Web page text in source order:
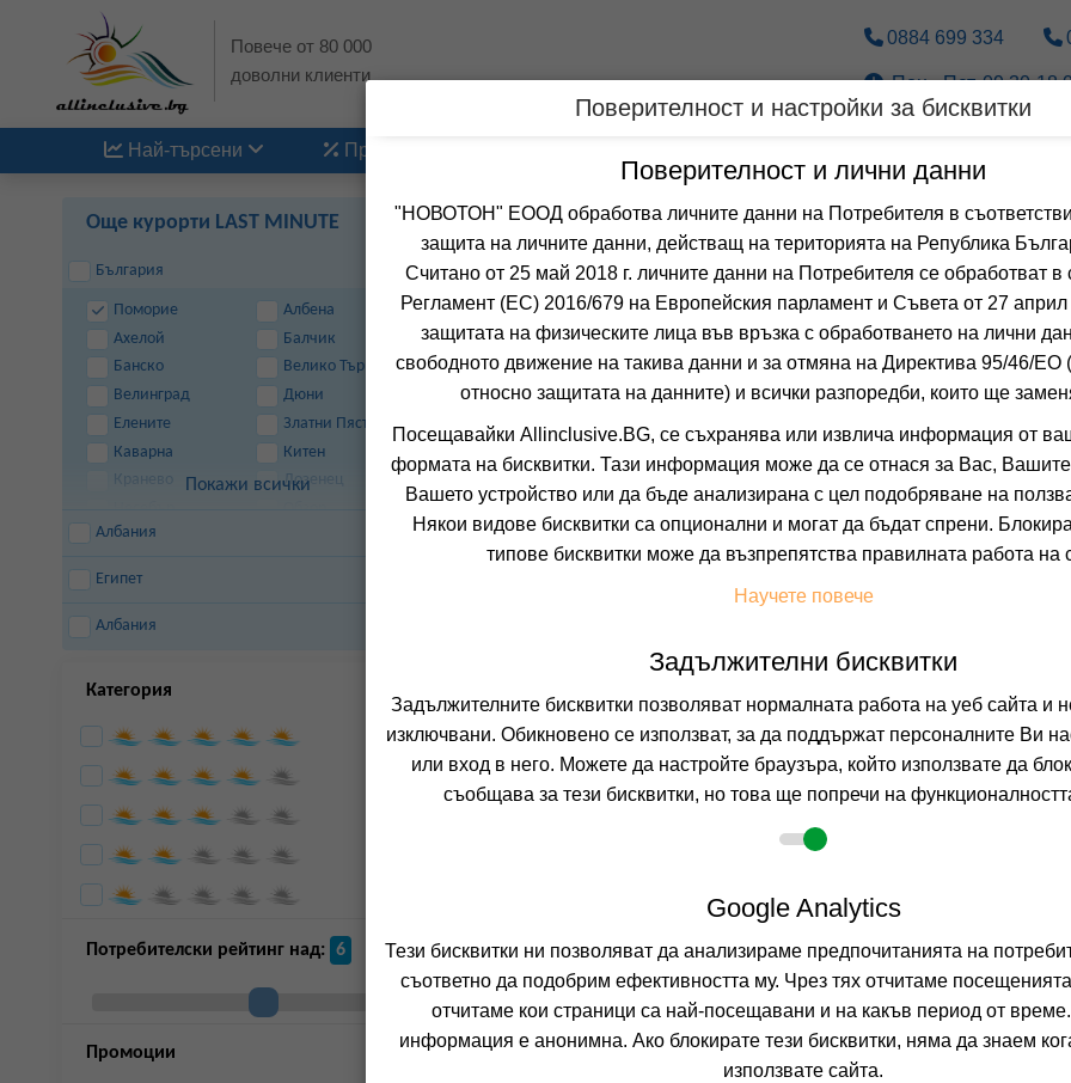
Повече от 80 000
доволни клиенти
0884 699 334
Пон.- Пет. 09.30-
Най-търсени Промоции
Още курорти LAST MINUTE
България
Покажи всички
Поморие
Албена
Ахелой
Балчик
Банско
Велико Търново
Велинград
Дюни
Елените
Златни Пясъци
Каварна
Китен
Кранево
Лозенец
Пампорово
И Елена
Царево
Албания
Египет
Албания
Категория
Потребителски рейтинг над: 6
Промоции
Оферти LAST MINUTE
Общо 0хотела
до-15%настаняване от 24.08 до 14.09 МАРИНА
ПОМОРИЕ,
(от 2
ALL INCL
7=6наст. 01.05-05.06; 07.09-30.09; ПЕНЕЛОПА
ПОМОРИЕ,
9.9
(от 10
Пълно описание
-10% настаняване от 06.04 до 17.10 СВ. ГЕОРГИ
Поверителност и настройки за бисквитки
Поверителност и лични данни
"НОВОТОН" ЕООД обработва личните данни на Потребителя в
защита на личните данни, действащ на територията на Република
Считано от 25 май 2018 г. личните данни на Потребителя се обработват в
Регламент (ЕС) 2016/679 на Европейския парламент и Съвета от 27 април
защитата на физическите лица във връзка с обработването на лични
свободното движение на такива данни и за отмяна на Директива 95/46/
относно защитата на данните) и всички разпоредби, които ще
Посещавайки Allinclusive.BG, се съхранява или извлича информация от
формата на бисквитки. Тази информация може да се отнася за Вас,
Вашето устройство или да бъде анализирана с цел подобряване на
Някои видове бисквитки са опционални и могат да бъдат спрени.
типове бисквитки може да възпрепятства правилната работа на
Научете повече
Задължителни бисквитки
Задължителните бисквитки позволяват нормалната работа на уеб сайта и
изключвани. Обикновено се използват, за да поддържат персоналните Ви
или вход в него. Можете да настройте браузъра, който използвате да
съобщава за тези бисквитки, но това ще попречи на
Google Analytics
Тези бисквитки ни позволяват да анализираме предпочитанията на
съответно да подобрим ефективността му. Чрез тях отчитаме
отчитаме кои страници са най-посещавани и на какъв период от
информация е анонимна. Ако блокирате тези бисквитки, няма да знаем
използвате сайта.